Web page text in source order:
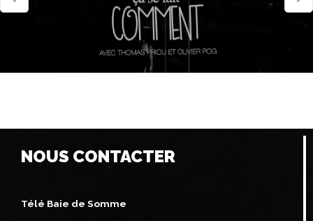
NOUS CONTACTER
Télé Baie de Somme